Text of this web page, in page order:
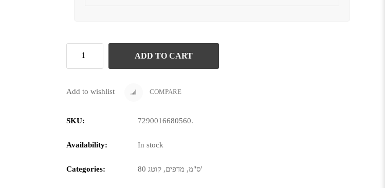
ADD TO CART
Add to wishlist COMPARE
SKU: 7290016680560.
Availability: In stock
Categories: 80 ס"מ, מדפים, קוטג'